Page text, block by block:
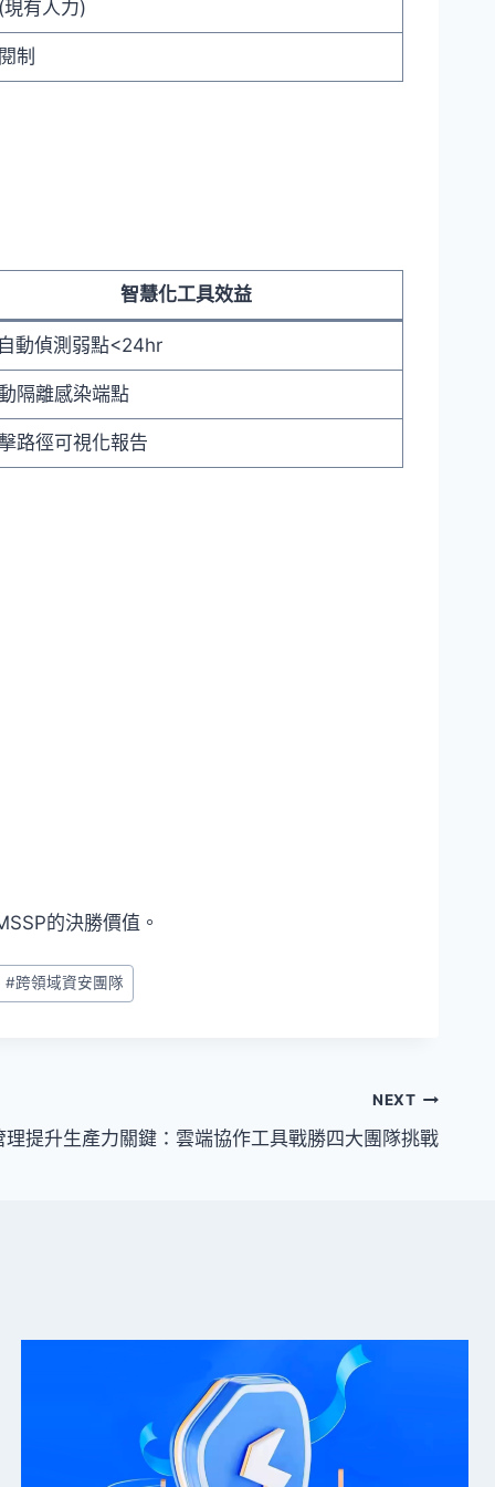
有人力)
制
智慧化工具效益
動偵測弱點<24hr
隔離感染端點
路徑可視化報告
的決勝價值。
#跨領域資安團隊
NEXT
提升生產力關鍵：雲端協作工具戰勝四大團隊挑戰